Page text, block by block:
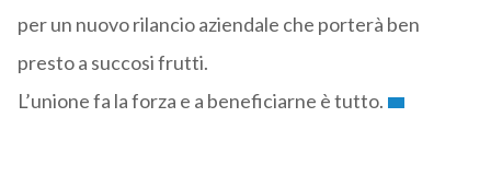
per un nuovo rilancio aziendale che porterà ben
presto a succosi frutti.
L’unione fa la forza e a beneficiarne è tutto.